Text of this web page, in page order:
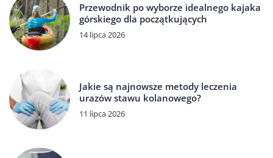
Przewodnik po wyborze idealnego kajaka
górskiego dla początkujących
14 lipca 2026
Jakie są najnowsze metody leczenia
urazów stawu kolanowego?
11 lipca 2026